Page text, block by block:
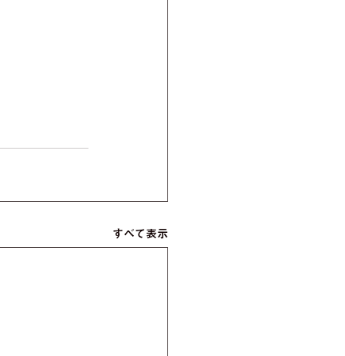
すべて表示